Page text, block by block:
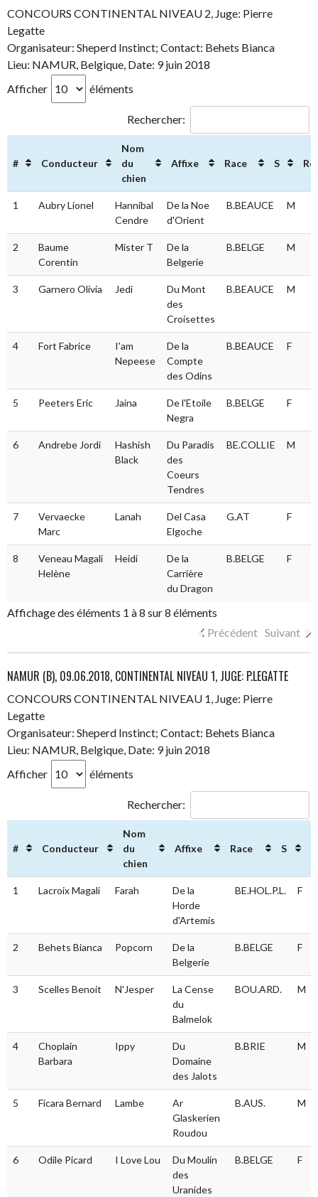
CONCOURS CONTINENTAL NIVEAU 2, Juge: Pierre
Legatte
Organisateur: Sheperd Instinct; Contact: Behets Bianca
Lieu: NAMUR, Belgique, Date: 9 juin 2018
Afficher
éléments
Rechercher:
# Conducteur
Nom
du
chien
Affixe Race S
# Conducteur
Nom
du
Affixe Race S
1 Aubry Lionel
Hannibal
Cendre
De la Noe
d'Orient
B.BEAUCE M
2
Baume
Corentin
Mister T
De la
Belgerie
B.BELGE M
3 Garnero Olivia Jedi
Du Mont
des
Croisettes
B.BEAUCE M
4 Fort Fabrice
I'am
Nepeese
De la
Compte
des Odins
B.BEAUCE F
5 Peeters Eric Jaina
De l'Etoile
Negra
B.BELGE F
6 Andrebe Jordi
Hashish
Black
Du Paradis
des
Coeurs
Tendres
BE.COLLIE M
7
Vervaecke
Marc
Lanah
Del Casa
Elgoche
G.AT F
8
Veneau Magali
Helène
Heidi
De la
Carrière
du Dragon
B.BELGE F
Affichage des éléments 1 à 8 sur 8 éléments
Précédent Suivant
NAMUR (B), 09.06.2018, CONTINENTAL NIVEAU 1, JUGE: P.LEGATTE
CONCOURS CONTINENTAL NIVEAU 1, Juge: Pierre
Legatte
Organisateur: Sheperd Instinct; Contact: Behets Bianca
Lieu: NAMUR, Belgique, Date: 9 juin 2018
Afficher
éléments
Rechercher:
# Conducteur
Nom
du
chien
Affixe Race S
# Conducteur
Nom du
Affixe Race S
1 Lacroix Magali Farah
De la
Horde
d'Artemis
BE.HOL.P.L. F
2 Behets Bianca Popcorn
De la
Belgerie
B.BELGE F
3 Scelles Benoit N'Jesper
La Cense
du
Balmelok
BOU.ARD. M
4
Choplain
Barbara
Ippy
Du
Domaine
des Jalots
B.BRIE M
5 Ficara Bernard Lambe
Ar
Glaskerien
Roudou
B.AUS. M
6 Odile Picard I Love Lou
Du Moulin
des
Uranides
B.BELGE F